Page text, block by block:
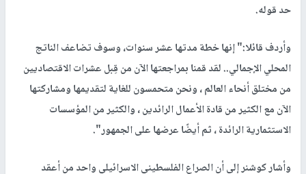
حد قوله.
وأردف قائلا:" إنها خطة مدتها عشر سنوات، وسوف تضاعف الناتج
المحلي الإجمالي.. لقد قمنا بمراجعتها الآن من قِبل عشرات الاقتصاديين
من مختلق أنحاء العالم ، ونحن متحمسون للغاية لتقديمها ومشاركتها
الآن مع الكثير من قادة الأعمال الرائدين ، والكثير من المؤسسات
الاستثمارية الرائدة ، ثم أيضًا عرضها على الجمهور".
وأشار كوشنر إلى أن الصراع الفلسطيني الاسرائيلي واحد من أعقد